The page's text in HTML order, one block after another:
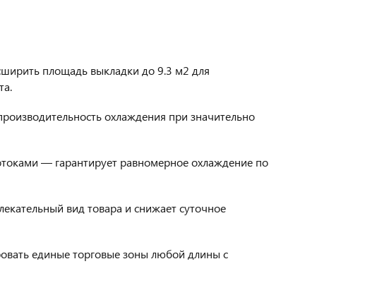
площадь выкладки до 9.3 м2 для
охлаждения при значительно
— гарантирует равномерное охлаждение по
вид товара и снижает суточное
единые торговые зоны любой длины с